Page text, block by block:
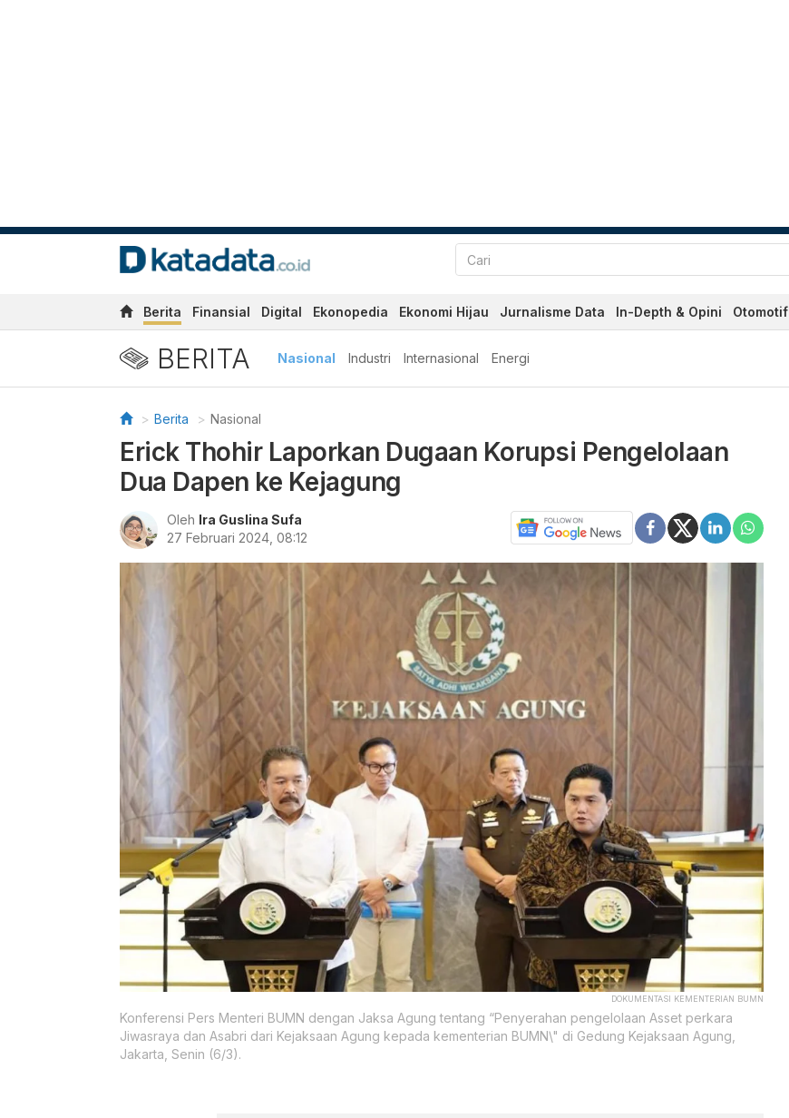
Berita Finansial Digital Ekonopedia Ekonomi Hijau Jurnalisme Data In-Depth & Opini Otomotif
BERITA Nasional Industri Internasional Energi
Berita Nasional
Erick Thohir Laporkan Dugaan Korupsi Pengelolaan
Dua Dapen ke Kejagung
Oleh Ira Guslina Sufa
27 Februari 2024, 08:12
DOKUMENTASI KEMENTERIAN BUMN
Konferensi Pers Menteri BUMN dengan Jaksa Agung tentang “Penyerahan pengelolaan Asset perkara
Jiwasraya dan Asabri dari Kejaksaan Agung kepada kementerian BUMN\" di Gedung Kejaksaan Agung,
Jakarta, Senin (6/3).